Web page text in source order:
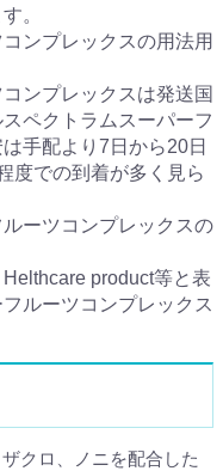
。
ンプレックスの用法用
ンプレックスは発送国
ペクトラムスーパーフ
手配より7日から20日
度での到着が多く見ら
ーツコンプレックスの
product等と表
ルーツコンプレックス
クロ、ノニを配合した